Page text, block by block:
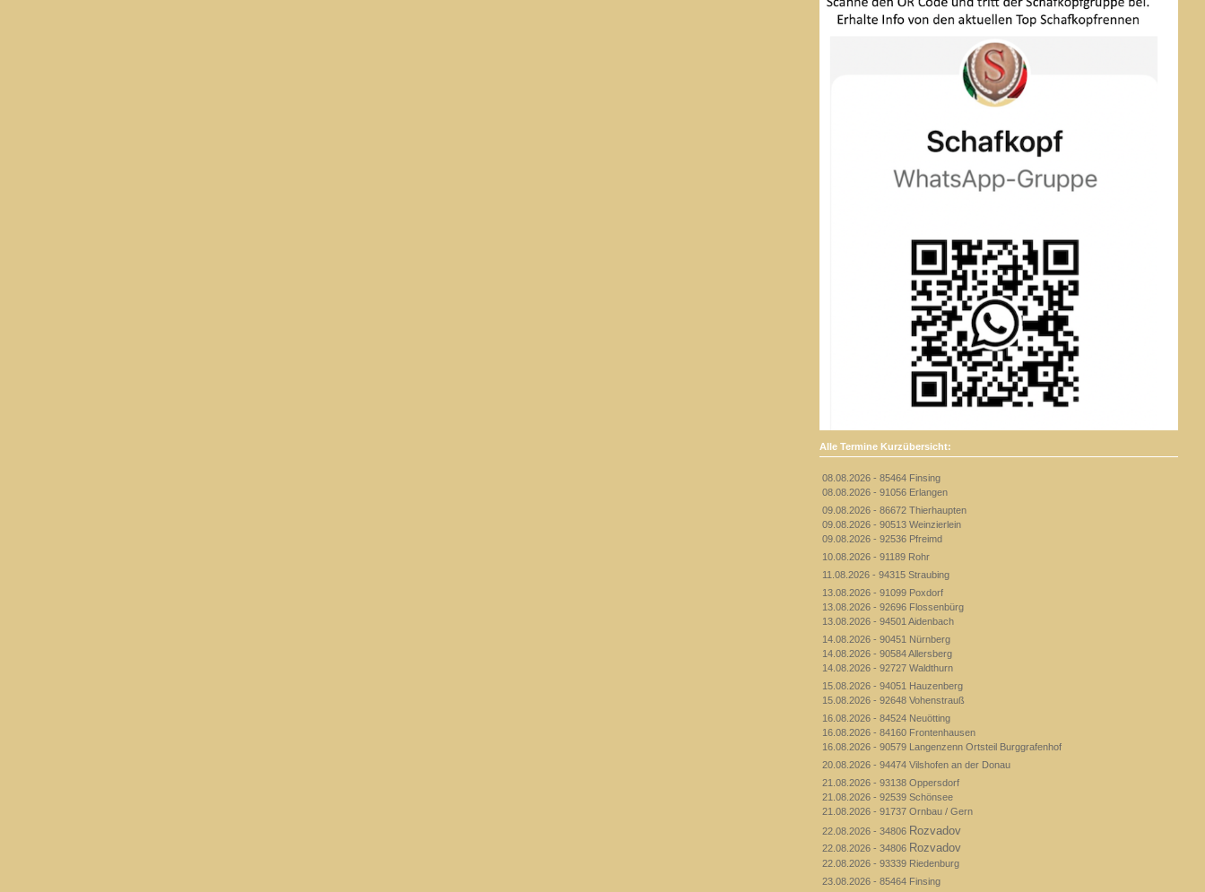
Alle Termine Kurzübersicht:
08.08.2026 - 85464 Finsing
08.08.2026 - 91056 Erlangen
09.08.2026 - 86672 Thierhaupten
09.08.2026 - 90513 Weinzierlein
09.08.2026 - 92536 Pfreimd
10.08.2026 - 91189 Rohr
11.08.2026 - 94315 Straubing
13.08.2026 - 91099 Poxdorf
13.08.2026 - 92696 Flossenbürg
13.08.2026 - 94501 Aidenbach
14.08.2026 - 90451 Nürnberg
14.08.2026 - 90584 Allersberg
14.08.2026 - 92727 Waldthurn
15.08.2026 - 94051 Hauzenberg
15.08.2026 - 92648 Vohenstrauß
16.08.2026 - 84524 Neuötting
16.08.2026 - 84160 Frontenhausen
16.08.2026 - 90579 Langenzenn Ortsteil Burggrafenhof
20.08.2026 - 94474 Vilshofen an der Donau
21.08.2026 - 93138 Oppersdorf
21.08.2026 - 92539 Schönsee
21.08.2026 - 91737 Ornbau / Gern
22.08.2026 - 34806 Rozvadov
22.08.2026 - 34806 Rozvadov
22.08.2026 - 93339 Riedenburg
23.08.2026 - 85464 Finsing